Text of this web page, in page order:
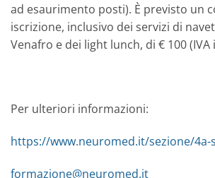
ad esaurimento posti). È previsto un
iscrizione, inclusivo dei servizi di
Venafro e dei light lunch, di € 100 (IVA
Per ulteriori informazioni:
https://www.neuromed.it/sezione/
formazione@neuromed.it